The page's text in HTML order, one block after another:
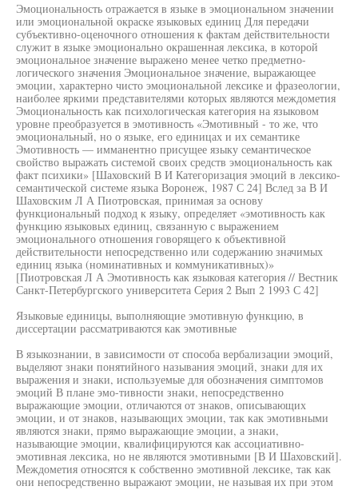
Эмоциональность отражается в языке в эмоциональном значении
или эмоциональной окраске языковых единиц Для передачи
субъективно-оценочного отношения к фактам действительности
служит в языке эмоционально окрашенная лексика, в которой
эмоциональное значение выражено менее четко предметно-
логического значения Эмоциональное значение, выражающее
эмоции, характерно чисто эмоциональной лексике и фразеологии,
наиболее яркими представителями которых являются междометия
Эмоциональность как психологическая категория на языковом
уровне преобразуется в эмотивность «Эмотивный - то же, что
эмоциональный, но о языке, его единицах и их семантике
Эмотивность — имманентно присущее языку семантическое
свойство выражать системой своих средств эмоциональность как
факт психики» [Шаховский В И Категоризация эмоций в лексико-
семантической системе языка Воронеж, 1987 С 24] Вслед за В И
Шаховским Л А Пиотровская, принимая за основу
функциональный подход к языку, определяет «эмотивность как
функцию языковых единиц, связанную с выражением
эмоционального отношения говорящего к объективной
действительности непосредственно или содержанию значимых
единиц языка (номинативных и коммуникативных)»
[Пиотровская Л А Эмотивность как языковая категория // Вестник
Санкт-Петербургского университета Серия 2 Вып 2 1993 С 42]
Языковые единицы, выполняющие эмотивную функцию, в
диссертации рассматриваются как эмотивные
В языкознании, в зависимости от способа вербализации эмоций,
выделяют знаки понятийного называния эмоций, знаки для их
выражения и знаки, используемые для обозначения симптомов
эмоций В плане эмо-тивности знаки, непосредственно
выражающие эмоции, отличаются от знаков, описывающих
эмоции, и от знаков, называющих эмоции, так как эмотивными
являются знаки, прямо выражающие эмоции, а знаки,
называющие эмоции, квалифицируются как ассоциативно-
эмотивная лексика, но не являются эмотивными [В И Шаховский].
Междометия относятся к собственно эмотивной лексике, так как
они непосредственно выражают эмоции, не называя их при этом